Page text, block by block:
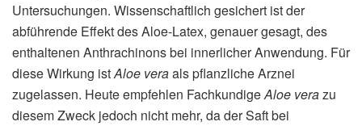
Untersuchungen. Wissenschaftlich gesichert ist der
abführende Effekt des Aloe-Latex, genauer gesagt, des
enthaltenen Anthrachinons bei innerlicher Anwendung. Für
diese Wirkung istAloe veraals pflanzliche Arznei
zugelassen. Heute empfehlen FachkundigeAloe verazu
diesem Zweck jedoch nicht mehr, da der Saft bei